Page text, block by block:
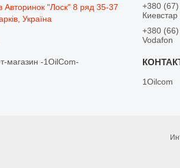
Авторинок "Лоск" 8 ряд 35-37
Україна
магазин -1OilCom-
+380
Киевстар
+380
Vodafon
1Oilcom